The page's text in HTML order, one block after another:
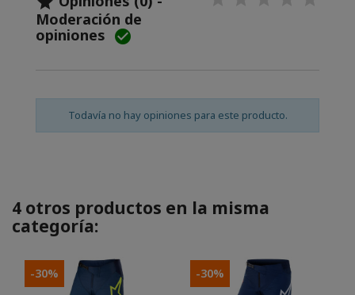
Moderación de
opiniones 
Todavía no hay opiniones para este producto.
4 otros productos en la misma
categoría:
-30% -30%